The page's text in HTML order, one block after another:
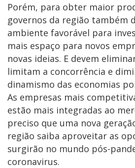
Porém, para obter maior
governos da região também
ambiente favorável para
mais espaço para novos
novas ideias. E devem
limitam a concorrência e
dinamismo das economias
As empresas mais
estão mais integradas ao
preciso que uma nova
região saiba aproveitar as
surgirão no mundo pós-
coronavirus.